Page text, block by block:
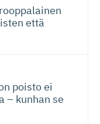
että
poisto ei
– kunhan se